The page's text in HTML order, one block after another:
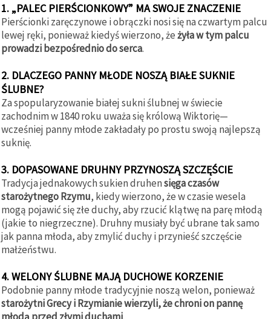
1. „PALEC PIERŚCIONKOWY” MA SWOJE ZNACZENIE
Pierścionki zaręczynowe i obrączki nosi się na czwartym palcu
lewej ręki, ponieważ kiedyś wierzono, żeżyła w tym palcu
prowadzi bezpośrednio do serca.
2. DLACZEGO PANNY MŁODE NOSZĄ BIAŁE SUKNIE
ŚLUBNE?
Za spopularyzowanie białej sukni ślubnej w świecie
zachodnim w 1840 roku uważa się królową Wiktorię—
wcześniej panny młode zakładały po prostu swoją najlepszą
suknię.
3. DOPASOWANE DRUHNY PRZYNOSZĄ SZCZĘŚCIE
Tradycja jednakowych sukien druhensięga czasów
starożytnego Rzymu, kiedy wierzono, że w czasie wesela
mogą pojawić się złe duchy, aby rzucić klątwę na parę młodą
(jakie to niegrzeczne). Druhny musiały być ubrane tak samo
jak panna młoda, aby zmylić duchy i przynieść szczęście
małżeństwu.
4. WELONY ŚLUBNE MAJĄ DUCHOWE KORZENIE
Podobnie panny młode tradycyjnie noszą welon, ponieważ
starożytni Grecy i Rzymianie wierzyli, że chroni on pannę
młodą przed złymi duchami.